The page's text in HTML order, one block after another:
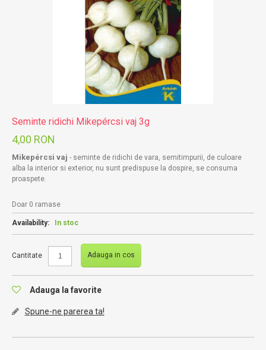
Seminte ridichi Mikepércsi vaj 3g
4,00 RON
Mikepércsi vaj - seminte de ridichi de vara, semitimpurii, de culoare
alba la interior si exterior, nu sunt predispuse la dospire, se consuma
proaspete.
Doar 0 ramase
Availability: In stoc
Cantitate Adauga in cos
Adauga la favorite
Spune-ne parerea ta!